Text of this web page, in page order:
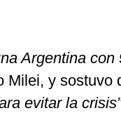
Argentina con
Milei, y sostuvo
evitar la